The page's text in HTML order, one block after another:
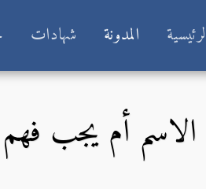
المدونة شهادات
أم يجب